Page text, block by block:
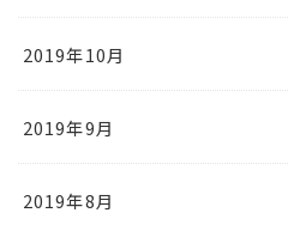
2019年10月
2019年9月
2019年8月